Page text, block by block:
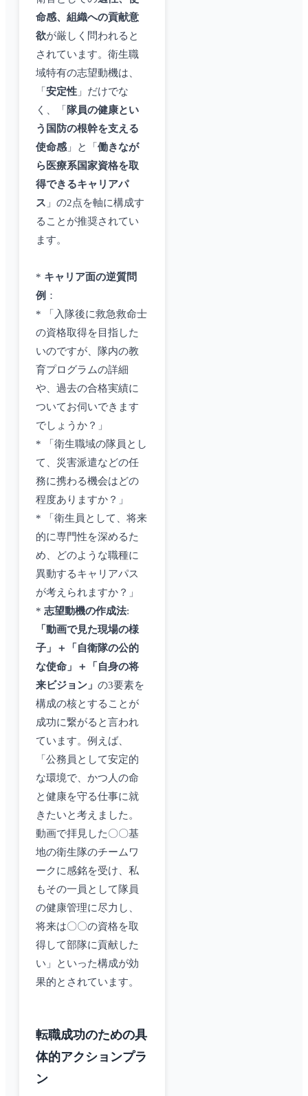
命感、組織への貢献意
欲が厳しく問われると
されています。衛生職
域特有の志望動機は、
「 安定性 」だけでな
く、「 隊員の健康とい
う国防の根幹を支える
使命感 」と「 働きなが
ら医療系国家資格を取
得できるキャリアパ
ス 」の2点を軸に構成す
ることが推奨されてい
ます。
* キャリア面の逆質問
例 ：
* 「入隊後に救急救命士
の資格取得を目指した
いのですが、隊内の教
育プログラムの詳細
や、過去の合格実績に
ついてお伺いできます
でしょうか？」
* 「衛生職域の隊員とし
て、災害派遣などの任
務に携わる機会はどの
程度ありますか？」
* 「衛生員として、将来
的に専門性を深めるた
め、どのような職種に
異動するキャリアパス
が考えられますか？」
* 志望動機の作成法:
「動画で見た現場の様
子」＋「自衛隊の公的
な使命」＋「自身の将
来ビジョン」 の3要素を
構成の核とすることが
成功に繋がると言われ
ています。例えば、
「公務員として安定的
な環境で、かつ人の命
と健康を守る仕事に就
きたいと考えました。
動画で拝見した〇〇基
地の衛生隊のチームワ
ークに感銘を受け、私
もその一員として隊員
の健康管理に尽力し、
将来は〇〇の資格を取
得して部隊に貢献した
い」といった構成が効
果的とされています。
転職成功のための具
体的アクションプラ
ン